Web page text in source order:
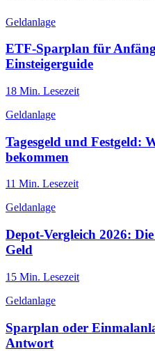
Geldanlage
ETF-Sparplan für
Einsteigerguide
18 Min. Lesezeit
Geldanlage
Tagesgeld und Festgeld:
bekommen
11 Min. Lesezeit
Geldanlage
Depot-Vergleich 2026:
Geld
15 Min. Lesezeit
Geldanlage
Sparplan oder
Antwort